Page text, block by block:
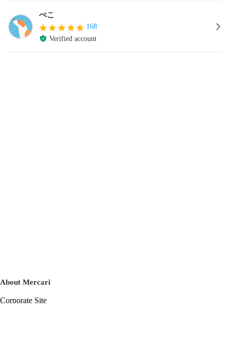
ぺこ
168
Verified account
About Mercari
Corporate Site